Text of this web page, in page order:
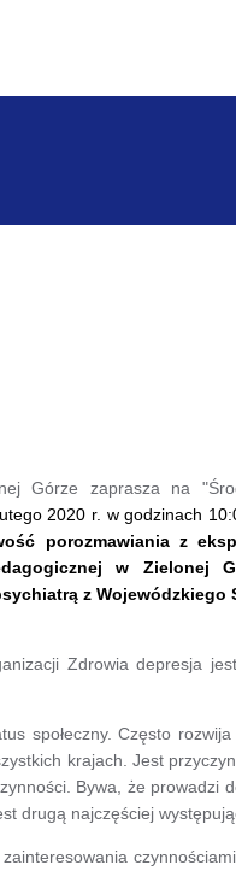
Górze zaprasza na
2020 r. w godzinach
porozmawiania z
w Zielonej
z
Zdrowia depresja
społeczny. Często
krajach. Jest
Bywa, że prowadzi
drugą najczęściej